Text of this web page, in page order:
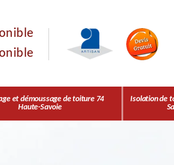
et démoussage de toiture 74
Haute-Savoie
Isolation de